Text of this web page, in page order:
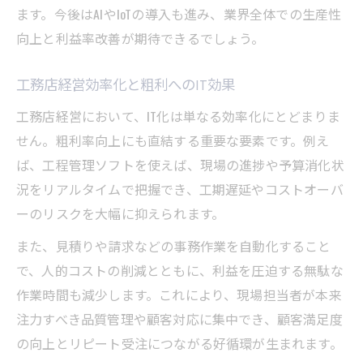
ます。今後はAIやIoTの導入も進み、業界全体での生産性
向上と利益率改善が期待できるでしょう。
工務店経営効率化と粗利へのIT効果
工務店経営において、IT化は単なる効率化にとどまりま
せん。粗利率向上にも直結する重要な要素です。例え
ば、工程管理ソフトを使えば、現場の進捗や予算消化状
況をリアルタイムで把握でき、工期遅延やコストオーバ
ーのリスクを大幅に抑えられます。
また、見積りや請求などの事務作業を自動化すること
で、人的コストの削減とともに、利益を圧迫する無駄な
作業時間も減少します。これにより、現場担当者が本来
注力すべき品質管理や顧客対応に集中でき、顧客満足度
の向上とリピート受注につながる好循環が生まれます。